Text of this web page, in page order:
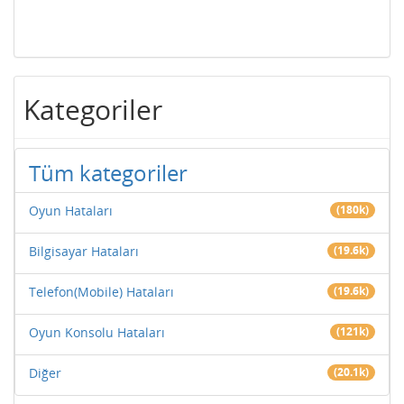
Kategoriler
Tüm kategoriler
Oyun Hataları (180k)
Bilgisayar Hataları (19.6k)
Telefon(Mobile) Hataları (19.6k)
Oyun Konsolu Hataları (121k)
Diğer (20.1k)